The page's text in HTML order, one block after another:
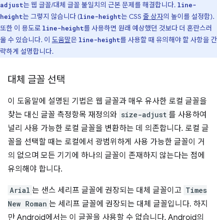
adjust는 웹 글꼴/대체 글꼴 불일치의 근본 문제를 해결합니다. line-
height는 그렇지 않습니다 (line-height는 CSS 줄 상자의 높이를 설정함).
또한 이 용도로 line-height를 사용하면 원래 예상했던 것보다 더 혼란스러
울 수 있습니다. 이 도움말은 line-height를 사용할 때 유의해야 할 사항을 간
략하게 설명합니다.
대체 글꼴 선택
이 도움말에 설명된 기법은 웹 글꼴과 매우 유사한 로컬 글꼴을
찾는 대신 글꼴 측정항목 재정의와 size-adjust 를 사용하여
널리 사용 가능한 로컬 글꼴을 변환하는 데 의존합니다. 로컬 글
꼴을 선택할 때는 로컬에서 광범위하게 사용 가능한 글꼴이 거
의 없으며 모든 기기에 하나의 글꼴이 존재하지 않는다는 점에
유의해야 합니다.
Arial 는 샌스 세리프 글꼴에 권장되는 대체 글꼴이고 Times
New Roman 는 세리프 글꼴에 권장되는 대체 글꼴입니다. 하지
만 Android에서는 이 글꼴을 사용할 수 없습니다. Android의